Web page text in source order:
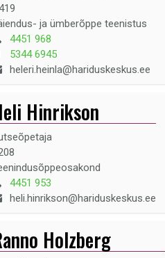
ja ümberõppe teenistus
4451 968
5344 6945
heleri.heinla@hariduskeskus.ee
Hinrikson
4451 953
heli.hinrikson@hariduskeskus.ee
Holzberg